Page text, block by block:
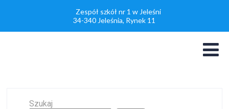
Zespół szkół nr 1 w Jeleśni
34-340 Jeleśnia, Rynek 11
Szukaj